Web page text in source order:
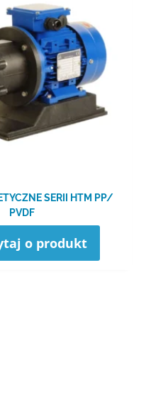
SERII HTM PP/​
PVDF
o produkt